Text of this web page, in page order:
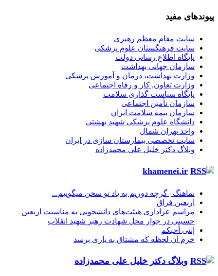
پیوندهای مفید
سایت مقام معظم رهبری
سایت فرهنگستان علوم پزشکی
پایگاه اطلاع رسانی دولت
سازمان جهانی بهداشت
وزارت بهداشت، درمان و آموزش پزشکی
وزارت تعاون, کار و رفاه اجتماعی
پایگاه سیاست گذاری سلامت
سازمان تأمین اجتماعی
سازمان بیمه سلامت ایران
دانشگاه علوم پزشکی شهید بهشتی
واحد تهران شمال
سایت تخصصی بیمارستان سازی در ایران
وبلاگ دکتر خلیل علی محمدزاده
khamenei.ir
نماهنگ |‌ گرچه دوریم به یاد تو سخن میگوییم...
اربعین فراق
مراسم عزاداری هیئت‌های دانشجویی به مناسبت اربعین
حسینی در جوار محل شهادت رهبر شهید انقلاب
إننی أحبکم
خرم آن لحظه که مشتاق به یاری برسد
وبلاگ دکتر خلیل علی محمدزاده